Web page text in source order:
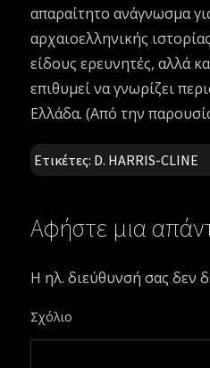
απαραίτητο ανάγνωσμα
αρχαιοελληνικής
είδους ερευνητές, αλλά
επιθυμεί να γνωρίζει
Ελλάδα. (Από την
Ετικέτες: D. HARRIS-CLINE
Αφήστε μια
Η ηλ. διεύθυνσή σας δεν
Σχόλιο